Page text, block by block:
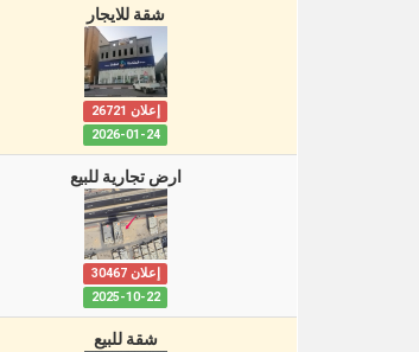
شقة للايجار
إعلان 26721
2026-01-24
ارض تجارية للبيع
إعلان 30467
2025-10-22
شقة للبيع